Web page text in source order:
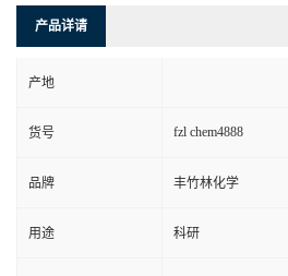
产品详请
产地
货号 fzl chem4888
品牌 丰竹林化学
用途 科研